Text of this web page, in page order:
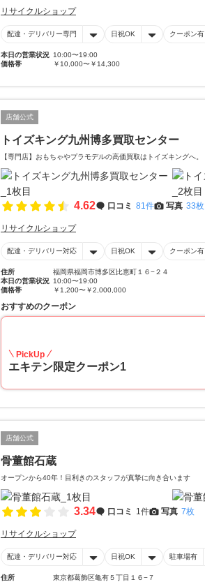
リサイクルショップ
配達・デリバリー専門 日祝OK クーポン有
本日の営業状況 10:00〜19:00
価格帯
￥10,000〜￥14,300
店舗公式
トイズキング九州博多買取センター
【専門店】おもちゃやプラモデルの高価買取はトイズキングへ。‎
4.62 口コミ 81件 写真 33枚
リサイクルショップ
配達・デリバリー対応 日祝OK クーポン有
住所
福岡県福岡市博多区比恵町１６−２４
本日の営業状況 10:00〜19:00
価格帯
￥1,200〜￥2,000,000
おすすめのクーポン
PickUp
エキテン限定クーポン1
店舗公式
骨董館石蔵
オープンから40年！目利きのスタッフが真摯に向き合います
3.34 口コミ 1件 写真 7枚
リサイクルショップ
配達・デリバリー対応 日祝OK 駐車場有
住所
東京都葛飾区亀有５丁目１６−７